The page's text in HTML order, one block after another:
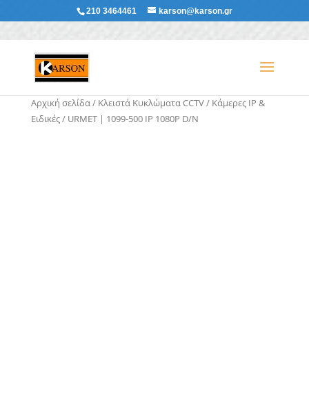
210 3464461 karson@karson.gr
Αρχική σελίδα/ Κλειστά Κυκλώματα CCTV/ Κάμερες ΙΡ &
Ειδικές/ URMET | 1099-500 IP 1080P D/N